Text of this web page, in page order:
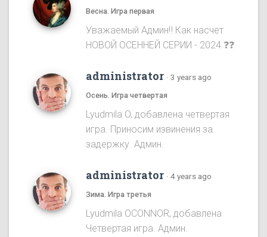
Весна. Игра первая
Уважаемый Админ‼️ Как насчет
НОВОЙ ОСЕННЕЙ СЕРИИ - 2024 ❓❓
administrator · 3 years ago
Осень. Игра четвертая
Lyudmila O, добавлена четвертая
игра. Приносим извинения за
задержку. Админ.
administrator · 4 years ago
Зима. Игра третья
Lyudmila OCONNOR, добавлена
Четвертая игра. Админ.